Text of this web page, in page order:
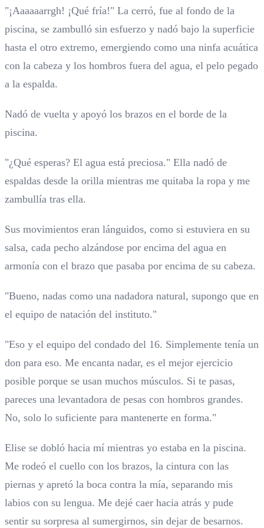
"¡Aaaaaarrgh! ¡Qué fría!" La cerró, fue al fondo de la
piscina, se zambulló sin esfuerzo y nadó bajo la superficie
hasta el otro extremo, emergiendo como una ninfa acuática
con la cabeza y los hombros fuera del agua, el pelo pegado
a la espalda.
Nadó de vuelta y apoyó los brazos en el borde de la
piscina.
"¿Qué esperas? El agua está preciosa." Ella nadó de
espaldas desde la orilla mientras me quitaba la ropa y me
zambullía tras ella.
Sus movimientos eran lánguidos, como si estuviera en su
salsa, cada pecho alzándose por encima del agua en
armonía con el brazo que pasaba por encima de su cabeza.
"Bueno, nadas como una nadadora natural, supongo que en
el equipo de natación del instituto."
"Eso y el equipo del condado del 16. Simplemente tenía un
don para eso. Me encanta nadar, es el mejor ejercicio
posible porque se usan muchos músculos. Si te pasas,
pareces una levantadora de pesas con hombros grandes.
No, solo lo suficiente para mantenerte en forma."
Elise se dobló hacia mí mientras yo estaba en la piscina.
Me rodeó el cuello con los brazos, la cintura con las
piernas y apretó la boca contra la mía, separando mis
labios con su lengua. Me dejé caer hacia atrás y pude
sentir su sorpresa al sumergirnos, sin dejar de besarnos.